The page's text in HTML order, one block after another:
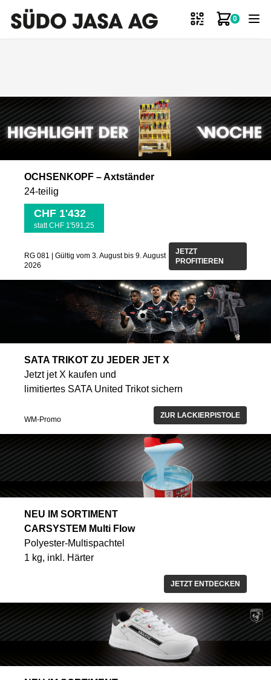
0
Zum
OCHSENKOPF – Axtständer
24-teilig
CHF 1'432
statt CHF 1'591,25
RG 081 | Gültig vom 3. August bis 9. August
2026
JETZT
PROFITIEREN
SATA TRIKOT ZU JEDER JET X
Jetzt jet X kaufen und
limitiertes SATA United Trikot sichern
WM-Promo ZUR LACKIERPISTOLE
NEU IM SORTIMENT
CARSYSTEM Multi Flow
Polyester-Multispachtel
1 kg, inkl. Härter
JETZT ENTDECKEN